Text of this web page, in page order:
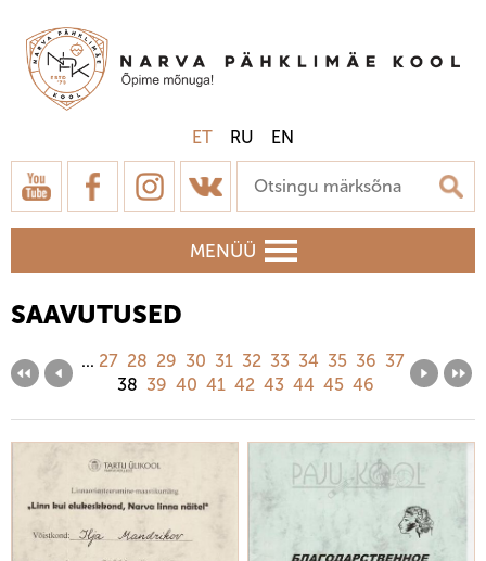
ET RU EN
MENÜÜ
SAAVUTUSED
... 27 28 29 30 31 32 33 34 35 36 37
38 39 40 41 42 43 44 45 46